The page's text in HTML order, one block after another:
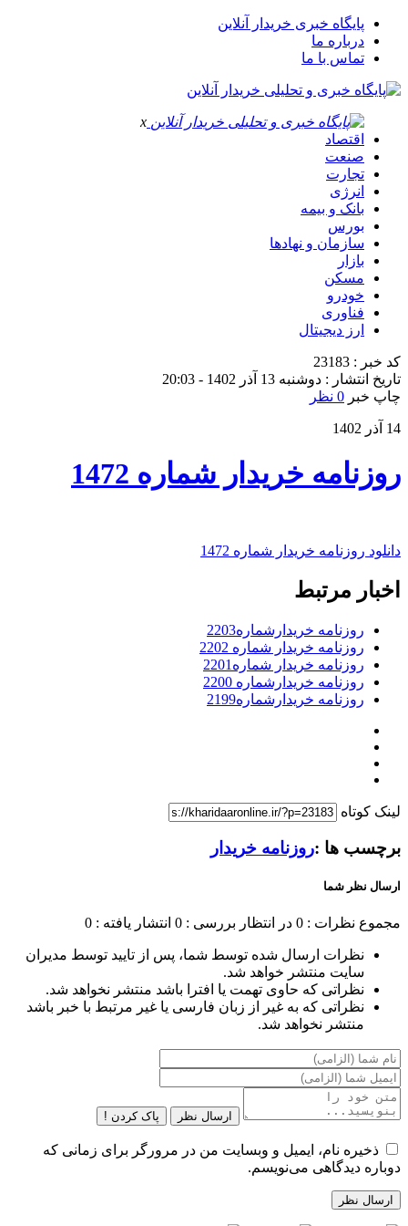
پایگاه خبری خریدار آنلاین
درباره ما
تماس با ما
x
اقتصاد
صنعت
تجارت
انرژی
بانک و بیمه
بورس
سازمان و نهادها
بازار
مسکن
خودرو
فناوری
ارز دیجیتال
کد خبر : 23183
تاریخ انتشار : دوشنبه 13 آذر 1402 - 20:03
چاپ خبر 0 نظر
14 آذر 1402
روزنامه خریدار شماره 1472
دانلود روزنامه خریدار شماره 1472
اخبار مرتبط
روزنامه خریدارشماره2203
روزنامه خریدار شماره 2202
روزنامه خریدار شماره2201
روزنامه خریدارشماره 2200
روزنامه خریدارشماره2199
لینک کوتاه
برچسب ها :روزنامه خریدار
ارسال نظر شما
مجموع نظرات : 0 در انتظار بررسی : 0 انتشار یافته : 0
نظرات ارسال شده توسط شما، پس از تایید توسط مدیران
سایت منتشر خواهد شد.
نظراتی که حاوی تهمت یا افترا باشد منتشر نخواهد شد.
نظراتی که به غیر از زبان فارسی یا غیر مرتبط با خبر باشد
منتشر نخواهد شد.
ارسال نظر پاک کردن !
ذخیره نام، ایمیل و وبسایت من در مرورگر برای زمانی که
دوباره دیدگاهی می‌نویسم.